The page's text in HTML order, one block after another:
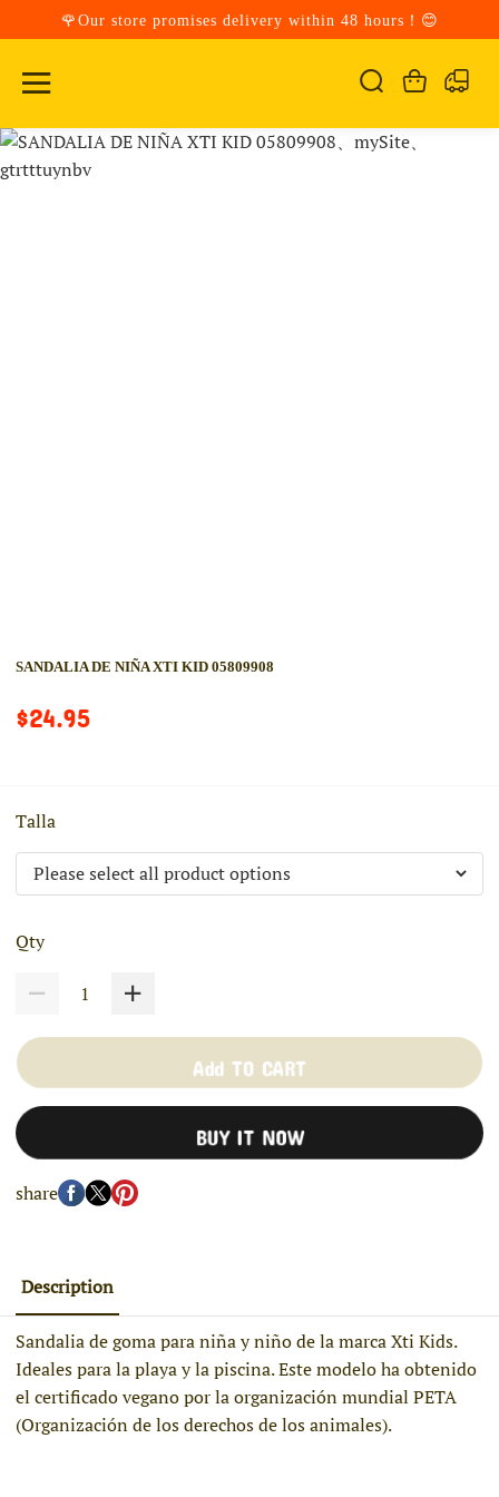
🌹Our store promises delivery within 48 hours！😊
SANDALIA DE NIÑA XTI KID 05809908
$24.95
Talla
Qty
Add TO CART
BUY IT NOW
share
Description
Sandalia de goma para niña y niño de la marca Xti Kids.
Ideales para la playa y la piscina. Este modelo ha obtenido
el certificado vegano por la organización mundial PETA
(Organización de los derechos de los animales).